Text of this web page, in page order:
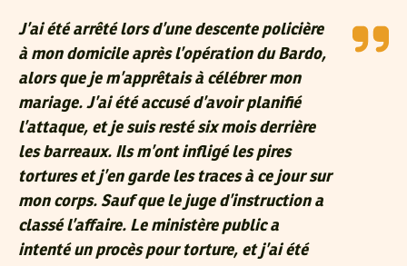
J’ai été arrêté lors d’une descente policière
à mon domicile après l’opération du Bardo,
alors que je m’apprêtais à célébrer mon
mariage. J’ai été accusé d’avoir planifié
l’attaque, et je suis resté six mois derrière
les barreaux. Ils m’ont infligé les pires
tortures et j’en garde les traces à ce jour sur
mon corps. Sauf que le juge d’instruction a
classé l’affaire. Le ministère public a
intenté un procès pour torture, et j’ai été